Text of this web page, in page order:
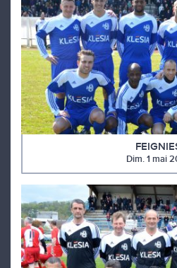
Dim. 1 mai